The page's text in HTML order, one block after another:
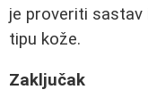
je proveriti sastav
tipu kože.
Zaključak